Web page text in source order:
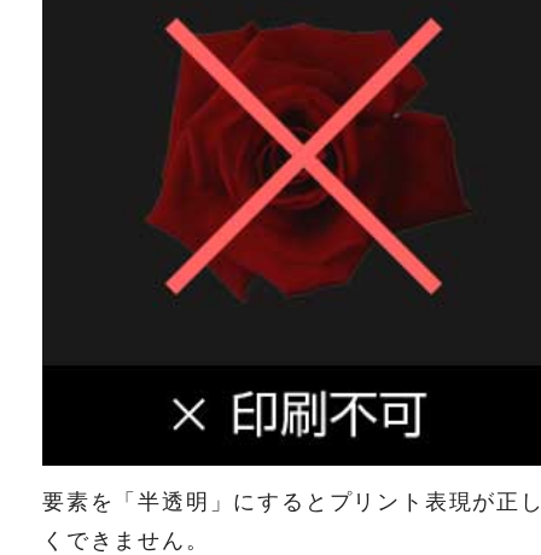
要素を「半透明」にするとプリント表現が正
くできません。